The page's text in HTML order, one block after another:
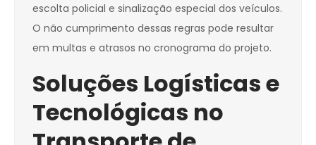
escolta policial e sinalização especial dos veículos.
O não cumprimento dessas regras pode resultar
em multas e atrasos no cronograma do projeto.
Soluções Logísticas e
Tecnológicas no